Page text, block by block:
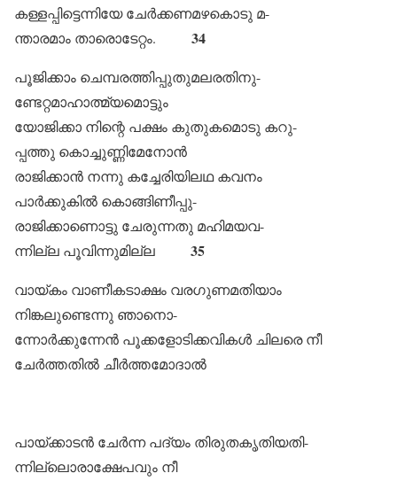
കള്ളപ്പിട്ടെന്നിയേ ചേർക്കണമഴകൊടു മ-
ന്താരമാം താരൊടേറ്റം.
34
പൂജിക്കാം ചെമ്പരത്തിപ്പുതുമലരതിനു-
ണ്ടേറ്റമാഹാത്മ്യമൊട്ടും
യോജിക്കാ നിന്റെ പക്ഷം കുതുകമൊടു കറു-
പ്പത്തു കൊച്ചുണ്ണിമേനോൻ
രാജിക്കാൻ നന്നു കച്ചേരിയിലഥ കവനം
പാർക്കുകിൽ കൊങ്ങിണീപ്പു-
രാജിക്കാണൊട്ടു ചേരുന്നതു മഹിമയവ-
ന്നില്ല പൂവിന്നുമില്ല
35
വായ്കം വാണീകടാക്ഷം വരഗുണമതിയാം
നിങ്കലുണ്ടെന്നു ഞാനൊ-
ന്നോർക്കുന്നേൻ പൂക്കളോടിക്കവികൾ ചിലരെ നീ
ചേർത്തതിൽ ചീർത്തമോദാൽ
പായ്ക്കാടൻ ചേർന്ന പദ്യം തിരുതകൃതിയതി-
ന്നില്ലൊരാക്ഷേപവും നീ